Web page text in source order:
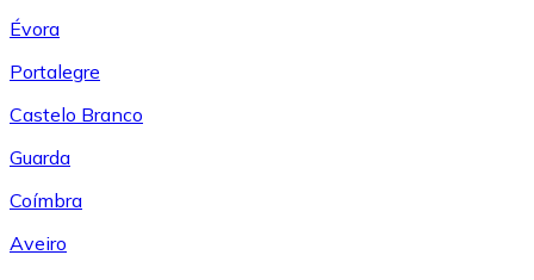
Évora
Portalegre
Castelo Branco
Guarda
Coímbra
Aveiro